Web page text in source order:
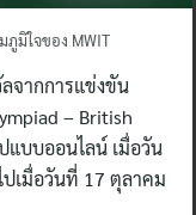
ภูมิใจของ MWIT
จากการแข่งขัน
– British
แบบออนไลน์ เมื่อวัน
เมื่อวันที่ 17 ตุลาคม